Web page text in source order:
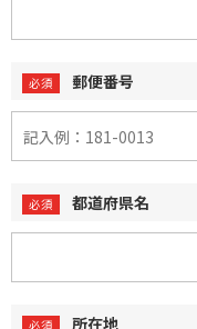
郵便番号
都道府県名
所在地